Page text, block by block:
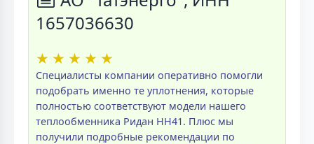
1657036630
★ ★ ★ ★ ★
Специалисты компании оперативно помогли
подобрать именно те уплотнения, которые
полностью соответствуют модели нашего
теплообменника Ридан НН41. Плюс мы
получили подробные рекомендации по